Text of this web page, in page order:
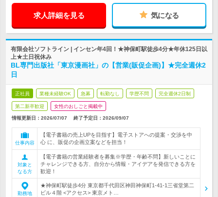
求人詳細を見る 気になる
有限会社ソフトライン | インセン年4回！★神保町駅徒歩4分★年休125日以
上★土日祝休み
BL専門出版社「東京漫画社」の【営業(販促企画)】★完全週休2
日
正社員 業種未経験OK 急募 転勤なし 学歴不問 完全週休2日制
第二新卒歓迎 女性のおしごと掲載中
情報更新日：2026/07/07 終了予定日： 2026/09/07
仕事内容
【電子書籍の売上UPを目指す】電子ストアへの提案・交渉を中
心 に、販促の企画立案などを担当！
対象と
なる方
【電子書籍の営業経験者を募集※学歴・年齢不問】新しいことに
チャレンジできる方、自分から情報・アイデアを発信できる方を
歓迎！
勤務地
★神保町駅徒歩4分 東京都千代田区神田神保町1-41-1三省堂第二
ビル４階 <アクセス> 東京メト…